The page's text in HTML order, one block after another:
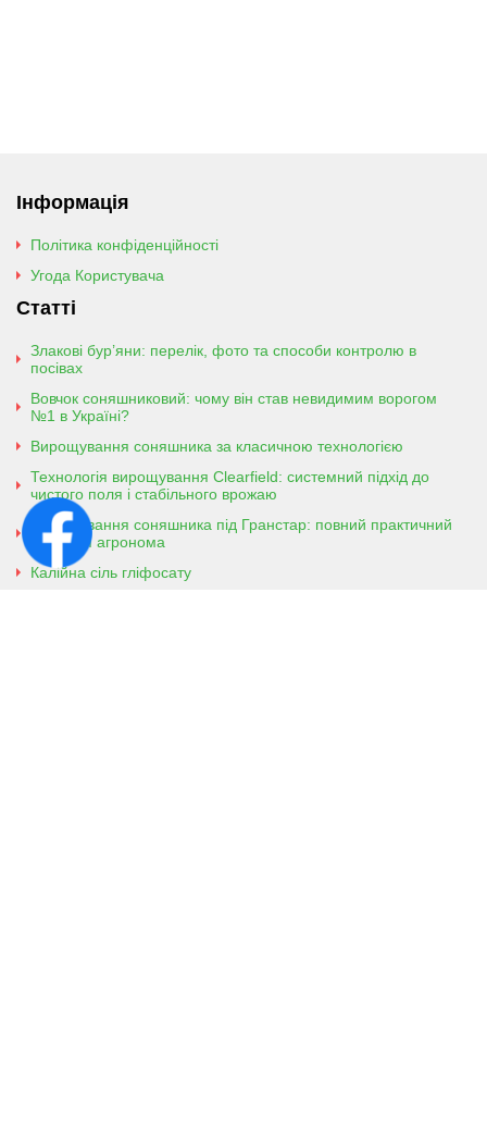
Інформація
Політика конфіденційності
Угода Користувача
Статті
Злакові бур’яни: перелік, фото та способи контролю в
посівах
Вовчок соняшниковий: чому він став невидимим ворогом
№1 в Україні?
Вирощування соняшника за класичною технологією
Технологія вирощування Clearfield: системний підхід до
чистого поля і стабільного врожаю
Вирощування соняшника під Гранстар: повний практичний
гайд для агронома
Калійна сіль гліфосату